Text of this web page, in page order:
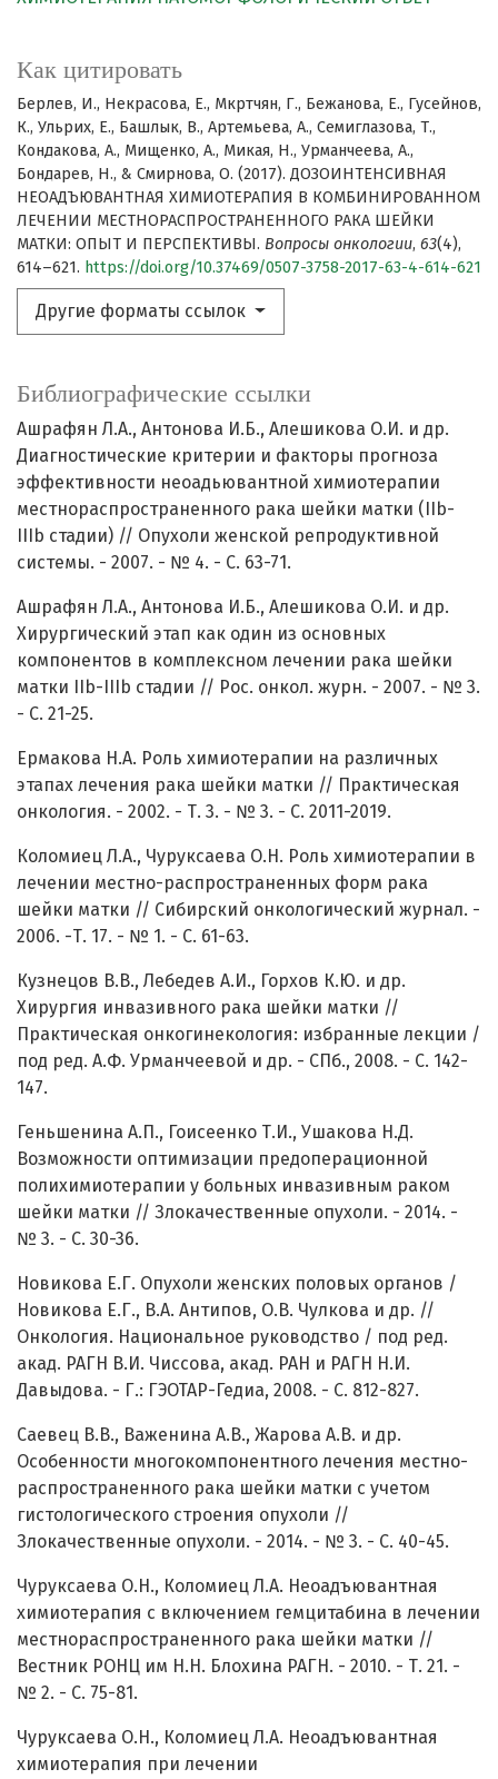
Как цитировать
Берлев, И., Некрасова, Е., Мкртчян, Г., Бежанова, Е., Гусейнов,
К., Ульрих, Е., Башлык, В., Артемьева, А., Семиглазова, Т.,
Кондакова, А., Мищенко, А., Микая, Н., Урманчеева, А.,
Бондарев, Н., & Смирнова, О. (2017). ДОЗОИНТЕНСИВНАЯ
НЕОАДЪЮВАНТНАЯ ХИМИОТЕРАПИЯ В КОМБИНИРОВАННОМ
ЛЕЧЕНИИ МЕСТНОРАСПРОСТРАНЕННОГО РАКА ШЕЙКИ
МАТКИ: ОПЫТ И ПЕРСПЕКТИВЫ. Вопросы онкологии, 63(4),
614–621. https://doi.org/10.37469/0507-3758-2017-63-4-614-621
Другие форматы ссылок
Библиографические ссылки
Ашрафян Л.А., Антонова И.Б., Алешикова О.И. и др.
Диагностические критерии и факторы прогноза
эффективности неоадьювантной химиотерапии
местнораспространенного рака шейки матки (IIb-
IIIb стадии) // Опухоли женской репродуктивной
системы. - 2007. - № 4. - С. 63-71.
Ашрафян Л.А., Антонова И.Б., Алешикова О.И. и др.
Хирургический этап как один из основных
компонентов в комплексном лечении рака шейки
матки IIb-IIIb стадии // Рос. онкол. журн. - 2007. - № 3.
- С. 21-25.
Ермакова Н.А. Роль химиотерапии на различных
этапах лечения рака шейки матки // Практическая
онкология. - 2002. - Т. 3. - № 3. - С. 2011-2019.
Коломиец Л.А., Чуруксаева О.Н. Роль химиотерапии в
лечении местно-распространенных форм рака
шейки матки // Сибирский онкологический журнал. -
2006. -Т. 17. - № 1. - С. 61-63.
Кузнецов В.В., Лебедев А.И., Горхов К.Ю. и др.
Хирургия инвазивного рака шейки матки //
Практическая онкогинекология: избранные лекции /
под ред. А.Ф. Урманчеевой и др. - СПб., 2008. - С. 142-
147.
Геньшенина А.П., Гоисеенко Т.И., Ушакова Н.Д.
Возможности оптимизации предоперационной
полихимиотерапии у больных инвазивным раком
шейки матки // Злокачественные опухоли. - 2014. -
№ 3. - С. 30-36.
Новикова Е.Г. Опухоли женских половых органов /
Новикова Е.Г., В.А. Антипов, О.В. Чулкова и др. //
Онкология. Национальное руководство / под ред.
акад. РАГН В.И. Чиссова, акад. РАН и РАГН Н.И.
Давыдова. - Г.: ГЭОТАР-Гедиа, 2008. - С. 812-827.
Cаевец В.В., Важенина А.В., Жарова А.В. и др.
Особенности многокомпонентного лечения местно-
распространенного рака шейки матки с учетом
гистологического строения опухоли //
Злокачественные опухоли. - 2014. - № 3. - С. 40-45.
Чуруксаева О.Н., Коломиец Л.А. Неоадъювантная
химиотерапия с включением гемцитабина в лечении
местнораспространенного рака шейки матки //
Вестник РОНЦ им Н.Н. Блохина РАГН. - 2010. - Т. 21. -
№ 2. - С. 75-81.
Чуруксаева О.Н., Коломиец Л.А. Неоадъювантная
химиотерапия при лечении